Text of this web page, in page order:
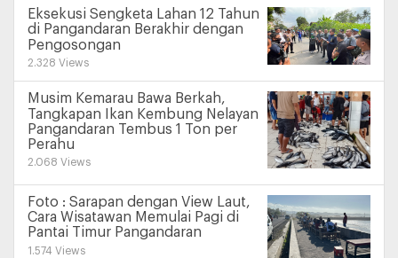
Eksekusi Sengketa Lahan 12 Tahun
di Pangandaran Berakhir dengan
Pengosongan
2.328 Views
Musim Kemarau Bawa Berkah,
Tangkapan Ikan Kembung Nelayan
Pangandaran Tembus 1 Ton per
Perahu
2.068 Views
Foto : Sarapan dengan View Laut,
Cara Wisatawan Memulai Pagi di
Pantai Timur Pangandaran
1.574 Views